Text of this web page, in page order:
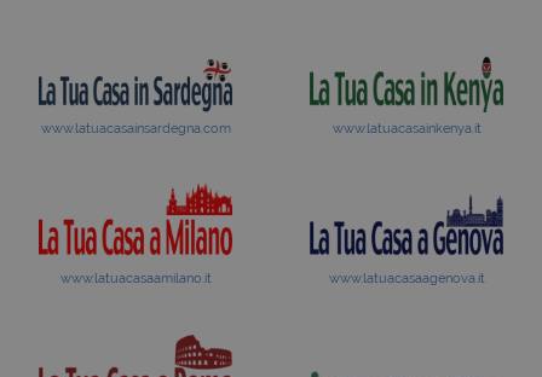
www.latuacasainsardegna.com www.latuacasainkenya.it
www.latuacasaamilano.it www.latuacasaagenova.it